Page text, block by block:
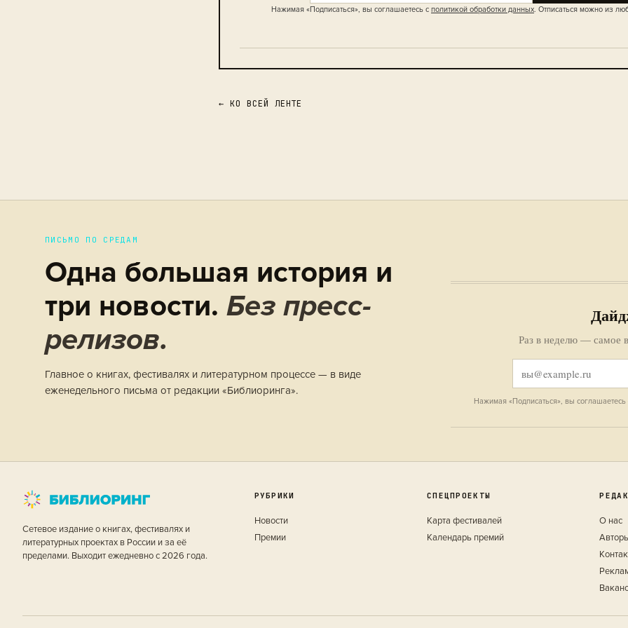
Нажимая «Подписаться», вы соглашаетесь с политикой обработки данных. Отписаться можно из
← КО ВСЕЙ ЛЕНТЕ
ПИСЬМО ПО СРЕДАМ
Одна большая история и
три новости. Без пресс-
релизов.
Главное о книгах, фестивалях и литературном процессе — в виде
еженедельного письма от редакции «Библиоринга».
Раз в неделю — самое
Нажимая «Подписаться», вы соглашаетесь
Сетевое издание о книгах, фестивалях и
литературных проектах в России и за её
пределами. Выходит ежедневно с 2026 года.
РУБРИКИ
Новости
Премии
СПЕЦПРОЕКТЫ
Карта фестивалей
Календарь премий
О нас